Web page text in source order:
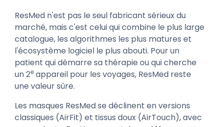
ResMed n'est pas le seul fabricant sérieux du
marché, mais c'est celui qui combine le plus large
catalogue, les algorithmes les plus matures et
l'écosystème logiciel le plus abouti. Pour un
patient qui démarre sa thérapie ou qui cherche
un 2e appareil pour les voyages, ResMed reste
une valeur sûre.
Les masques ResMed se déclinent en versions
classiques (AirFit) et tissus doux (AirTouch), avec